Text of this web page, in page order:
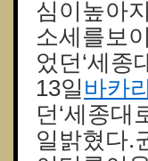
심이높아
소세를보
었던‘세종
13일 바카
던‘세종대
일밝혔다.